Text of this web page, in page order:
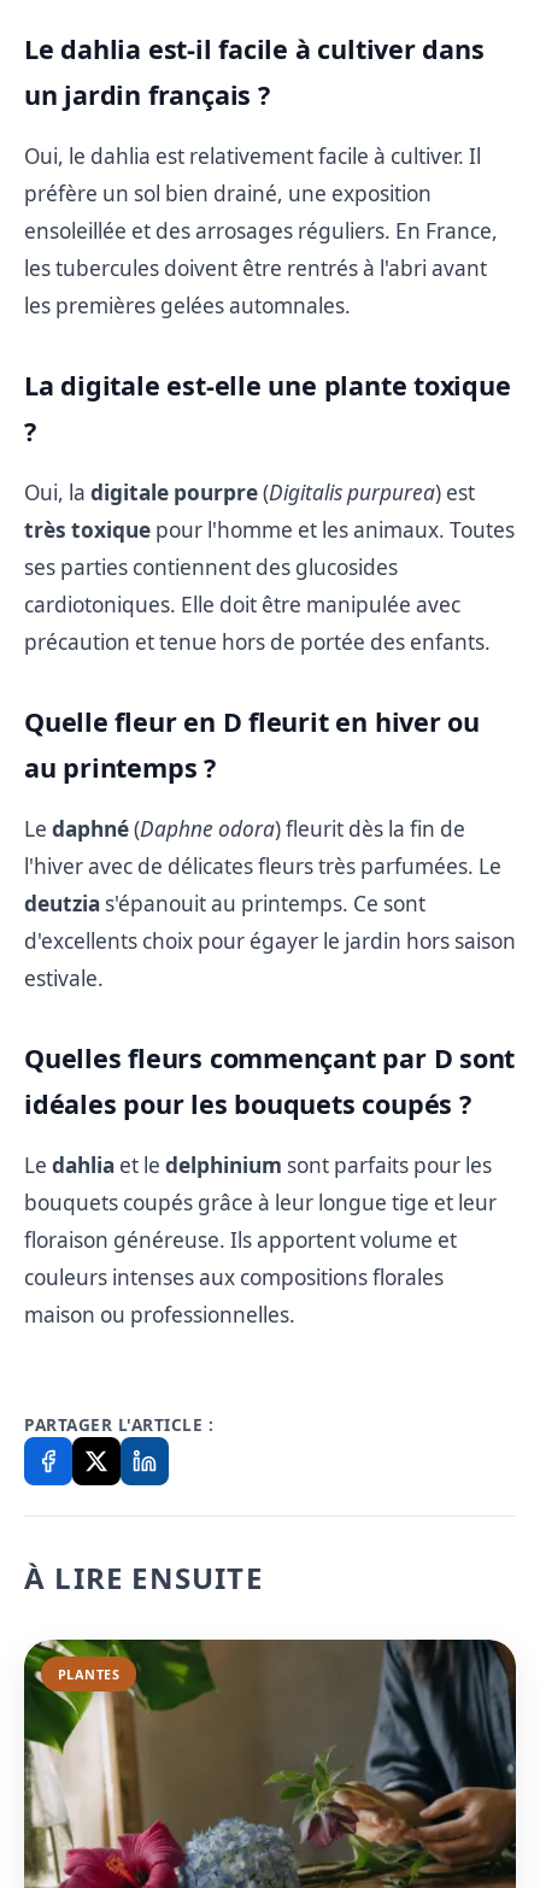
Le dahlia est-il facile à cultiver dans
un jardin français ?
Oui, le dahlia est relativement facile à cultiver. Il
préfère un sol bien drainé, une exposition
ensoleillée et des arrosages réguliers. En France,
les tubercules doivent être rentrés à l'abri avant
les premières gelées automnales.
La digitale est-elle une plante toxique
?
Oui, la digitale pourpre(Digitalis purpurea) est
très toxique pour l'homme et les animaux. Toutes
ses parties contiennent des glucosides
cardiotoniques. Elle doit être manipulée avec
précaution et tenue hors de portée des enfants.
Quelle fleur en D fleurit en hiver ou
au printemps ?
Le daphné(Daphne odora) fleurit dès la fin de
l'hiver avec de délicates fleurs très parfumées. Le
deutzia s'épanouit au printemps. Ce sont
d'excellents choix pour égayer le jardin hors saison
estivale.
Quelles fleurs commençant par D sont
idéales pour les bouquets coupés ?
Le dahlia et le delphinium sont parfaits pour les
bouquets coupés grâce à leur longue tige et leur
floraison généreuse. Ils apportent volume et
couleurs intenses aux compositions florales
maison ou professionnelles.
PARTAGER L'ARTICLE :
À LIRE ENSUITE
PLANTES